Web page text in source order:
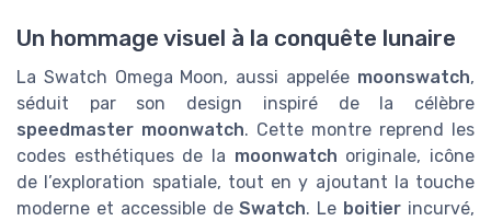
Un hommage visuel à la conquête lunaire
La Swatch Omega Moon, aussi appelée moonswatch,
séduit par son design inspiré de la célèbre
speedmaster moonwatch. Cette montre reprend les
codes esthétiques de la moonwatch originale, icône
de l’exploration spatiale, tout en y ajoutant la touche
moderne et accessible deSwatch. Le boitier incurvé,